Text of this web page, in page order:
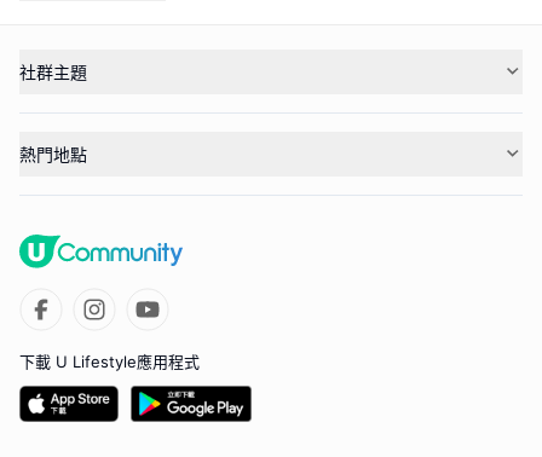
社群主題
熱門地點
下載 U Lifestyle應用程式